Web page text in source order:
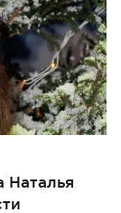
Наталья